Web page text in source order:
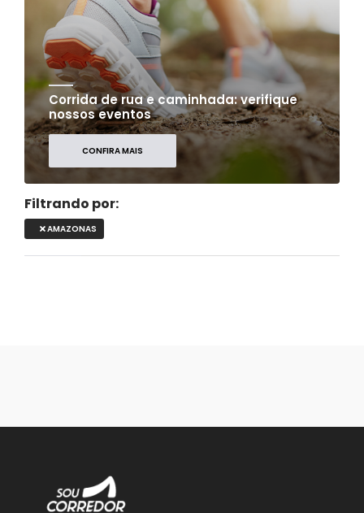
Corrida de rua e caminhada: verifique
nossos eventos
CONFIRA MAIS
Filtrando por:
AMAZONAS